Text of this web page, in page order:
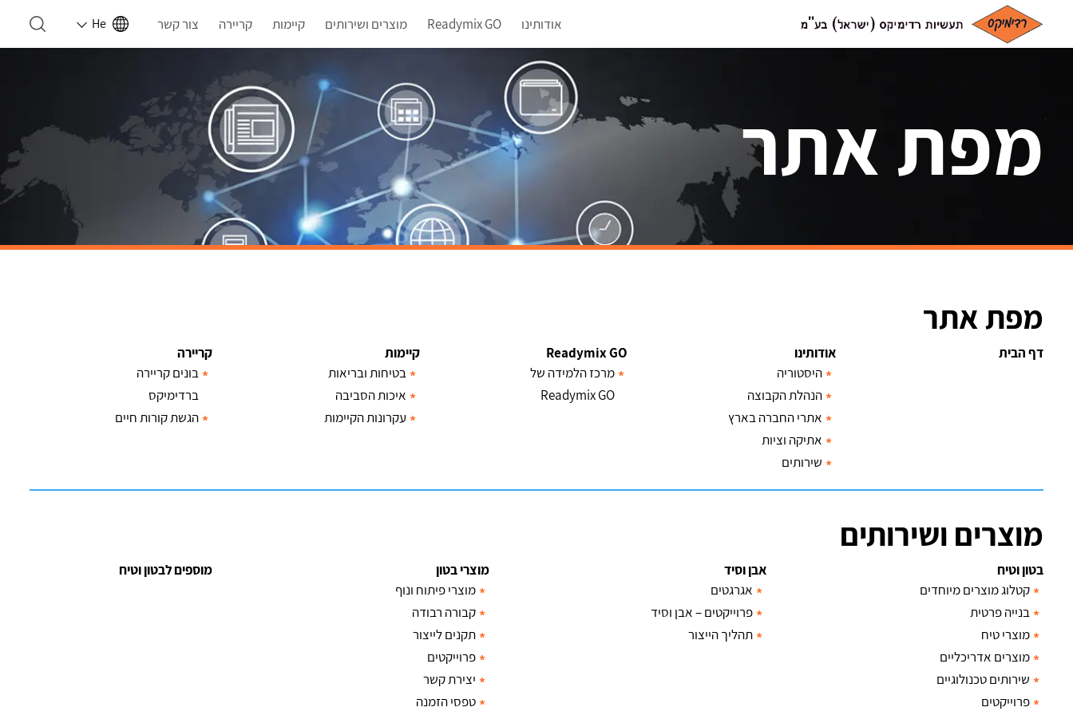
אודותינו Readymix GO מוצרים ושירותים קיימות קריירה צור קשר He
מפת אתר
מפת אתר
דף הבית
אודותינו
היסטוריה
הנהלת הקבוצה
אתרי החברה בארץ
אתיקה וציות
שירותים
Readymix GO
מרכז הלמידה של
Readymix GO
קיימות
בטיחות ובריאות
איכות הסביבה
עקרונות הקיימות
קריירה
בונים קריירה
ברדימיקס
הגשת קורות חיים
מוצרים ושירותים
בטון וטיח
קטלוג מוצרים מיוחדים
בנייה פרטית
מוצרי טיח
מוצרים אדריכליים
שירותים טכנולוגיים
פרוייקטים
אבן וסיד
אגרגטים
פרוייקטים – אבן וסיד
תהליך הייצור
מוצרי בטון
מוצרי פיתוח ונוף
קבורה רבודה
תקנים לייצור
פרוייקטים
יצירת קשר
טפסי הזמנה
מוספים לבטון וטיח